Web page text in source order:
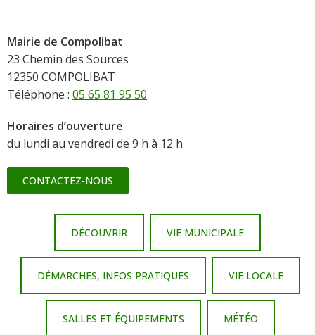
Mairie de Compolibat
23 Chemin des Sources
12350 COMPOLIBAT
Téléphone : 05 65 81 95 50
Horaires d’ouverture
du lundi au vendredi de 9 h à 12 h
CONTACTEZ-NOUS
DÉCOUVRIR VIE MUNICIPALE
DÉMARCHES, INFOS PRATIQUES VIE LOCALE
SALLES ET ÉQUIPEMENTS MÉTÉO